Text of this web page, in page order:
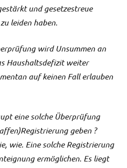
und gesetzestreue
leiden haben.
wird Unsummen an
Haushaltsdefizit weiter
auf keinen Fall erlauben
eine solche Überprüfung
geben ?
wie. Eine solche Registrierung
ermöglichen. Es liegt